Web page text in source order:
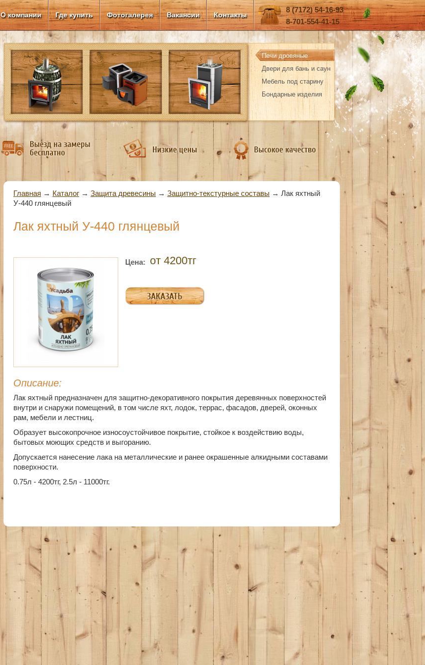
О компании Где купить Фотогалерея Вакансии Контакты
8 (7172) 54-16-93
8-701-554-41-15
Печи дровяные
Двери для бань и саун
Мебель под старину
Бондарные изделия
Вы здесь
Главная → Каталог → Защита древесины → Защитно-текстурные составы → Лак яхтный
У-440 глянцевый
Лак яхтный У-440 глянцевый
Цена: от 4200тг
Описание:
Лак яхтный предназначен для защитнo-декоративного покрытия деревянных поверхностей
внутри и снаружи пoмещений, в том числе яхт, лодок, террас, фасадов, дверей, оконных
рам, мебели и лестниц.
Образует высокопрочное износоустойчивое покрытие, стойкое к воздействию воды,
бытовых моющих средств и выгоранию.
Допускается нанесение лака на металлические и ранее окрашенные алкидными составами
поверхности.
0.75л - 4200тг, 2.5л - 11000тг.